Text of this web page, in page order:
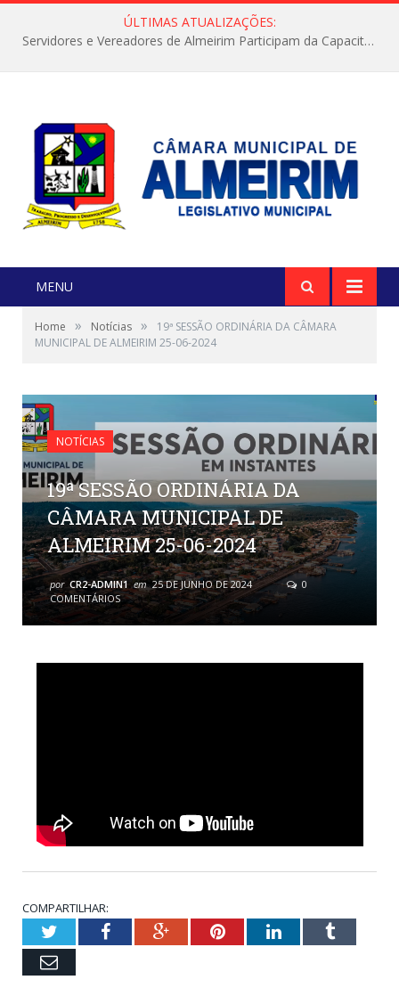
ÚLTIMAS ATUALIZAÇÕES:
Servidores e Vereadores de Almeirim Participam da Capacitação “Orientar é a Nossa Missão”
MENU
Home » Notícias »
19ª SESSÃO ORDINÁRIA DA CÂMARA
MUNICIPAL DE ALMEIRIM 25-06-2024
NOTÍCIAS
19ª SESSÃO ORDINÁRIA DA
CÂMARA MUNICIPAL DE
ALMEIRIM 25-06-2024
por CR2-ADMIN1 em 25 DE JUNHO DE 2024
0
COMENTÁRIOS
COMPARTILHAR:
TwitterFacebookGoogle+PinterestLinkedInTumblr
Email